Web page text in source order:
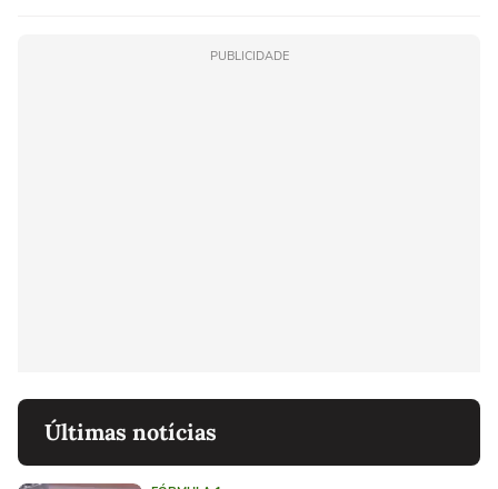
PUBLICIDADE
Últimas notícias